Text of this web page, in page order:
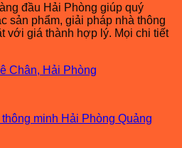
đầu Hải Phòng giúp quý
sản phẩm, giải pháp nhà thông
với giá thành hợp lý. Mọi chi tiết
Chân, Hải Phòng
minh Hải Phòng Quảng